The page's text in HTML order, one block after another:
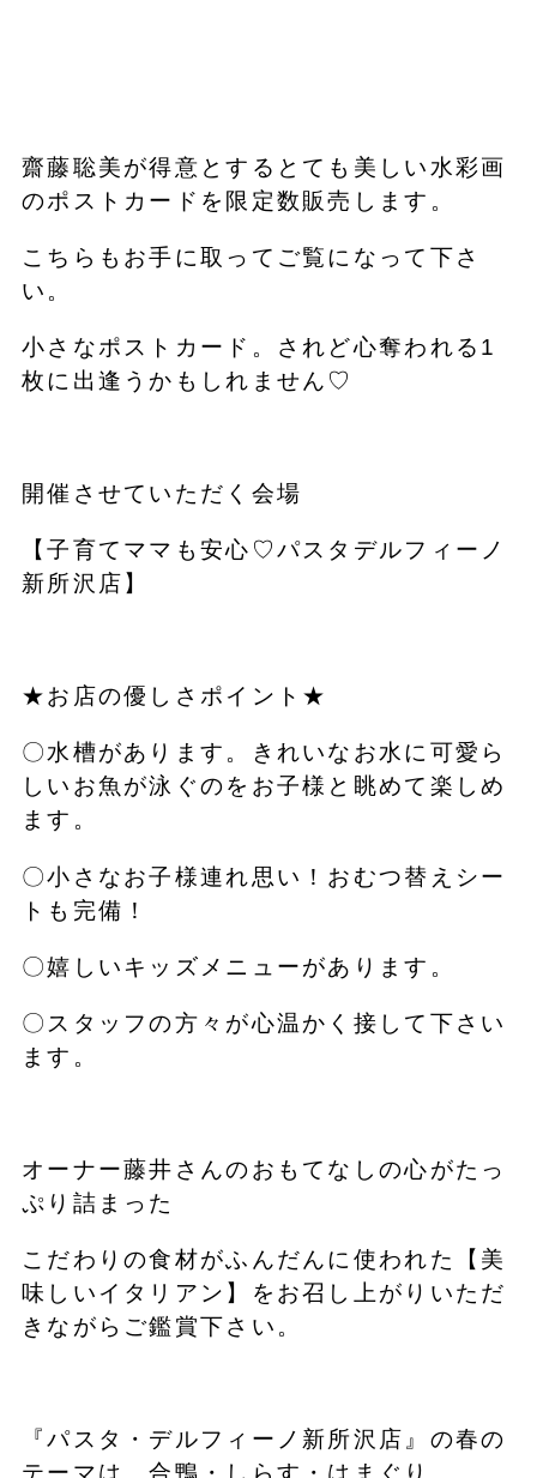
齋藤聡美が得意とするとても美しい水彩画
のポストカードを限定数販売します。
こちらもお手に取ってご覧になって下さ
い。
小さなポストカード。されど心奪われる1
枚に出逢うかもしれません♡
開催させていただく会場
【子育てママも安心♡パスタデルフィーノ
新所沢店】
★お店の優しさポイント★
〇水槽があります。きれいなお水に可愛ら
しいお魚が泳ぐのをお子様と眺めて楽しめ
ます。
〇小さなお子様連れ思い！おむつ替えシー
トも完備！
〇嬉しいキッズメニューがあります。
〇スタッフの方々が心温かく接して下さい
ます。
オーナー藤井さんのおもてなしの心がたっ
ぷり詰まった
こだわりの食材がふんだんに使われた【美
味しいイタリアン】をお召し上がりいただ
きながらご鑑賞下さい。
『パスタ・デルフィーノ新所沢店』の春の